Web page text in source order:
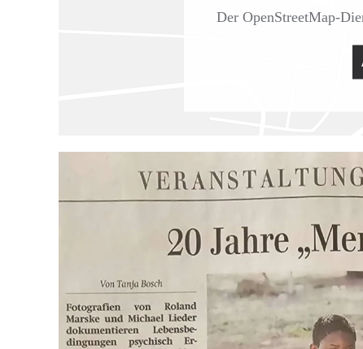
Der OpenStreetMap-